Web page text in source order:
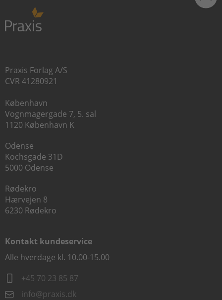
Praxis Forlag A/S
CVR 41280921
København
Vognmagergade 7, 5. sal
1120 København K
Odense
Kochsgade 31D
5000 Odense
Rødekro
Hærvejen 8
6230 Rødekro
Kontakt kundeservice
Alle hverdage kl. 10.00-15.00
+45 70 23 85 87
info@praxis.dk